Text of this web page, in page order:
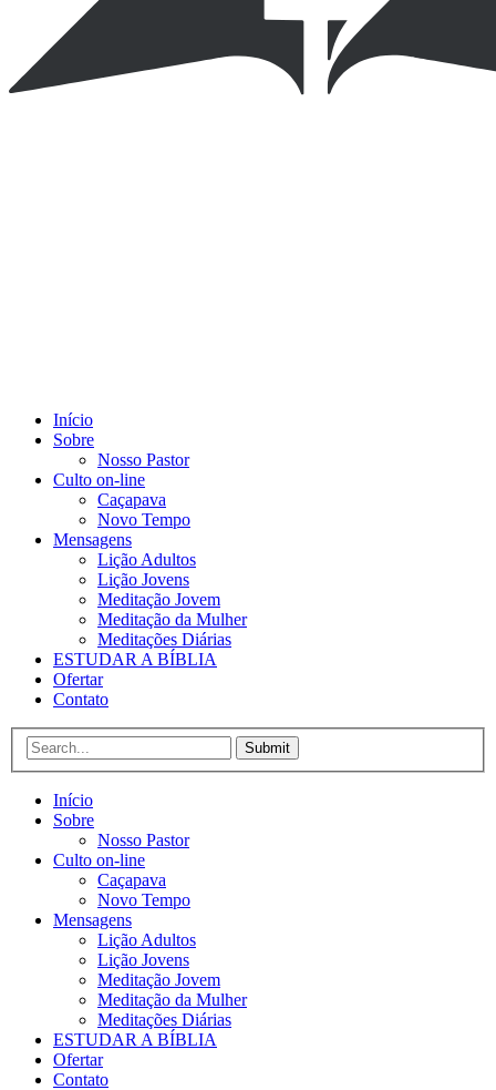
Início
Sobre
Nosso Pastor
Culto on-line
Caçapava
Novo Tempo
Mensagens
Lição Adultos
Lição Jovens
Meditação Jovem
Meditação da Mulher
Meditações Diárias
ESTUDAR A BÍBLIA
Ofertar
Contato
Submit
Início
Sobre
Nosso Pastor
Culto on-line
Caçapava
Novo Tempo
Mensagens
Lição Adultos
Lição Jovens
Meditação Jovem
Meditação da Mulher
Meditações Diárias
ESTUDAR A BÍBLIA
Ofertar
Contato